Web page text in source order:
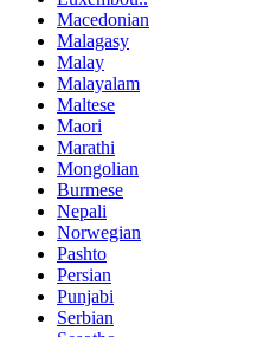
Macedonian
Malagasy
Malay
Malayalam
Maltese
Maori
Marathi
Mongolian
Burmese
Nepali
Norwegian
Pashto
Persian
Punjabi
Serbian